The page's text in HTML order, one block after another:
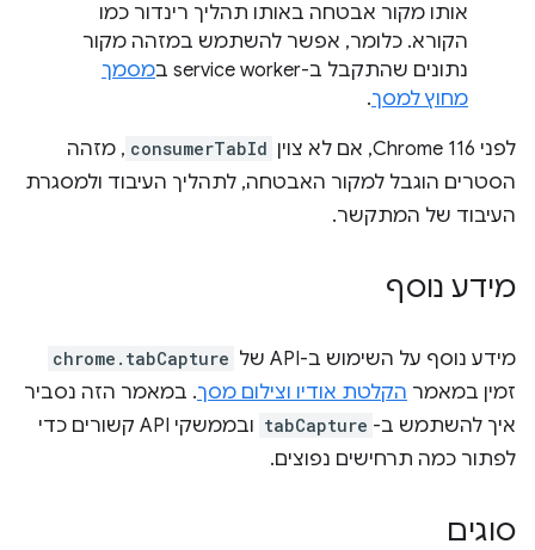
אותו מקור אבטחה באותו תהליך רינדור כמו
הקורא. כלומר, אפשר להשתמש במזהה מקור
נתונים שהתקבל ב-service worker ב
מסמך
מחוץ למסך.
לפני Chrome 116, אם לא צוין consumerTabId , מזהה
הסטרים הוגבל למקור האבטחה, לתהליך העיבוד ולמסגרת
העיבוד של המתקשר.
מידע נוסף
מידע נוסף על השימוש ב-API של chrome.tabCapture
זמין במאמר הקלטת אודיו וצילום מסך. במאמר הזה נסביר
איך להשתמש ב- tabCapture
ובממשקי API קשורים כדי
לפתור כמה תרחישים נפוצים.
סוגים